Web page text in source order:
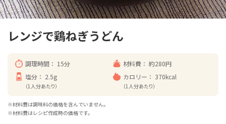
レンジで鶏ねぎうどん
調理時間： 15分 材料費： 約280円
塩分： 2.5g
（1人分あたり）
カロリー： 370kcal
（1人分あたり）
※材料費は調味料の価格を含んでいません。
※材料費はレシピ作成時の価格です。